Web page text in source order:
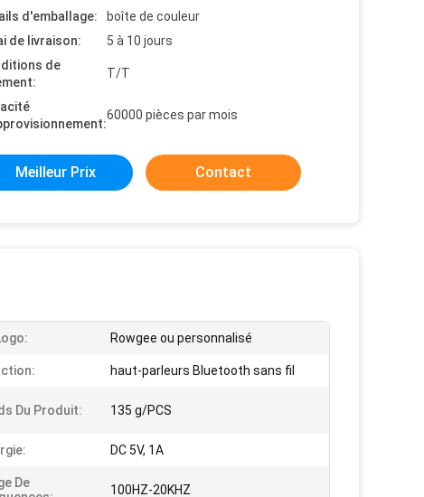
d'emballage:
boîte de couleur
de livraison:
5 à 10 jours
de
T/T
60000 pièces par mois
Meilleur Prix Contact
Rowgee ou personnalisé
haut-parleurs Bluetooth sans fil
Du Produit: 135 g/PCS
DC 5V, 1A
De
100HZ-20KHZ